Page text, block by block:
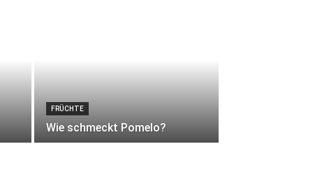
FRÜCHTE
Wie schmeckt Pomelo?